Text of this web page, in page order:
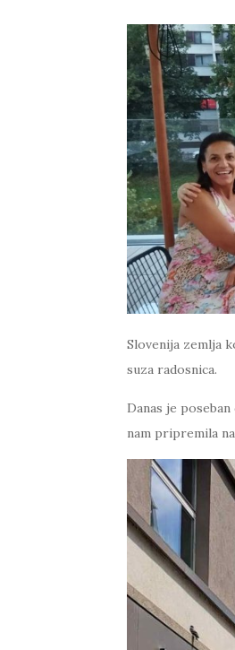
Slovenija zemlja
suza radosnica.
Danas je
nam pripremila